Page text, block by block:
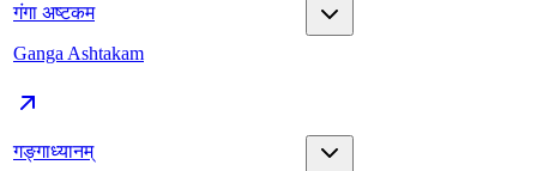
गंगा अष्टकम
Ganga Ashtakam
गङ्गाध्यानम्